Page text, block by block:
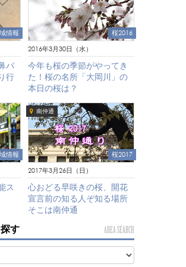
情報
パ
行
桜2016
2016年3月30日（水）
今年も桜の季節がやってき
た！桜の名所「大岡川」の
本日の桜は？
情報
ス
南仲通
桜2017
2017年3月26日（日）
心おどる早咲きの桜、開花
宣言前の知る人ぞ知る場所
そこは南仲通
す AREA SEARCH